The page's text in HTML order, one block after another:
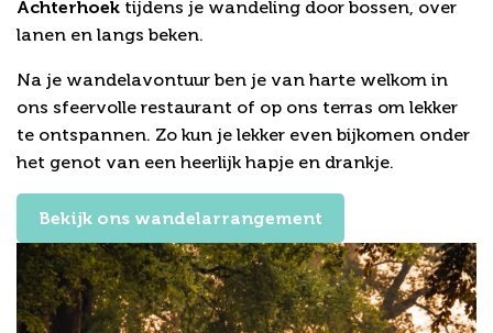
Achterhoek tijdens je wandeling door bossen, over
lanen en langs beken.
Na je wandelavontuur ben je van harte welkom in
ons sfeervolle restaurant of op ons terras om lekker
te ontspannen. Zo kun je lekker even bijkomen onder
het genot van een heerlijk hapje en drankje.
Bekijk ons wandelarrangement